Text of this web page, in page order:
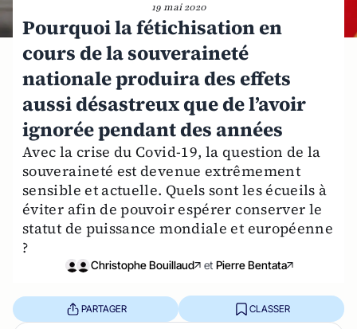
19 mai 2020
Pourquoi la fétichisation en
cours de la souveraineté
nationale produira des effets
aussi désastreux que de l’avoir
ignorée pendant des années
Avec la crise du Covid-19, la question de la
souveraineté est devenue extrêmement
sensible et actuelle. Quels sont les écueils à
éviter afin de pouvoir espérer conserver le
statut de puissance mondiale et européenne
?
Christophe Bouillaud et Pierre Bentata
PARTAGER CLASSER